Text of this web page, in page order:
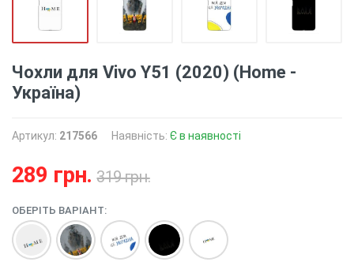
Чохли для Vivo Y51 (2020) (Home -
Україна)
Артикул: 217566 Наявність: Є в наявності
289 грн.319 грн.
ОБЕРІТЬ ВАРІАНТ: